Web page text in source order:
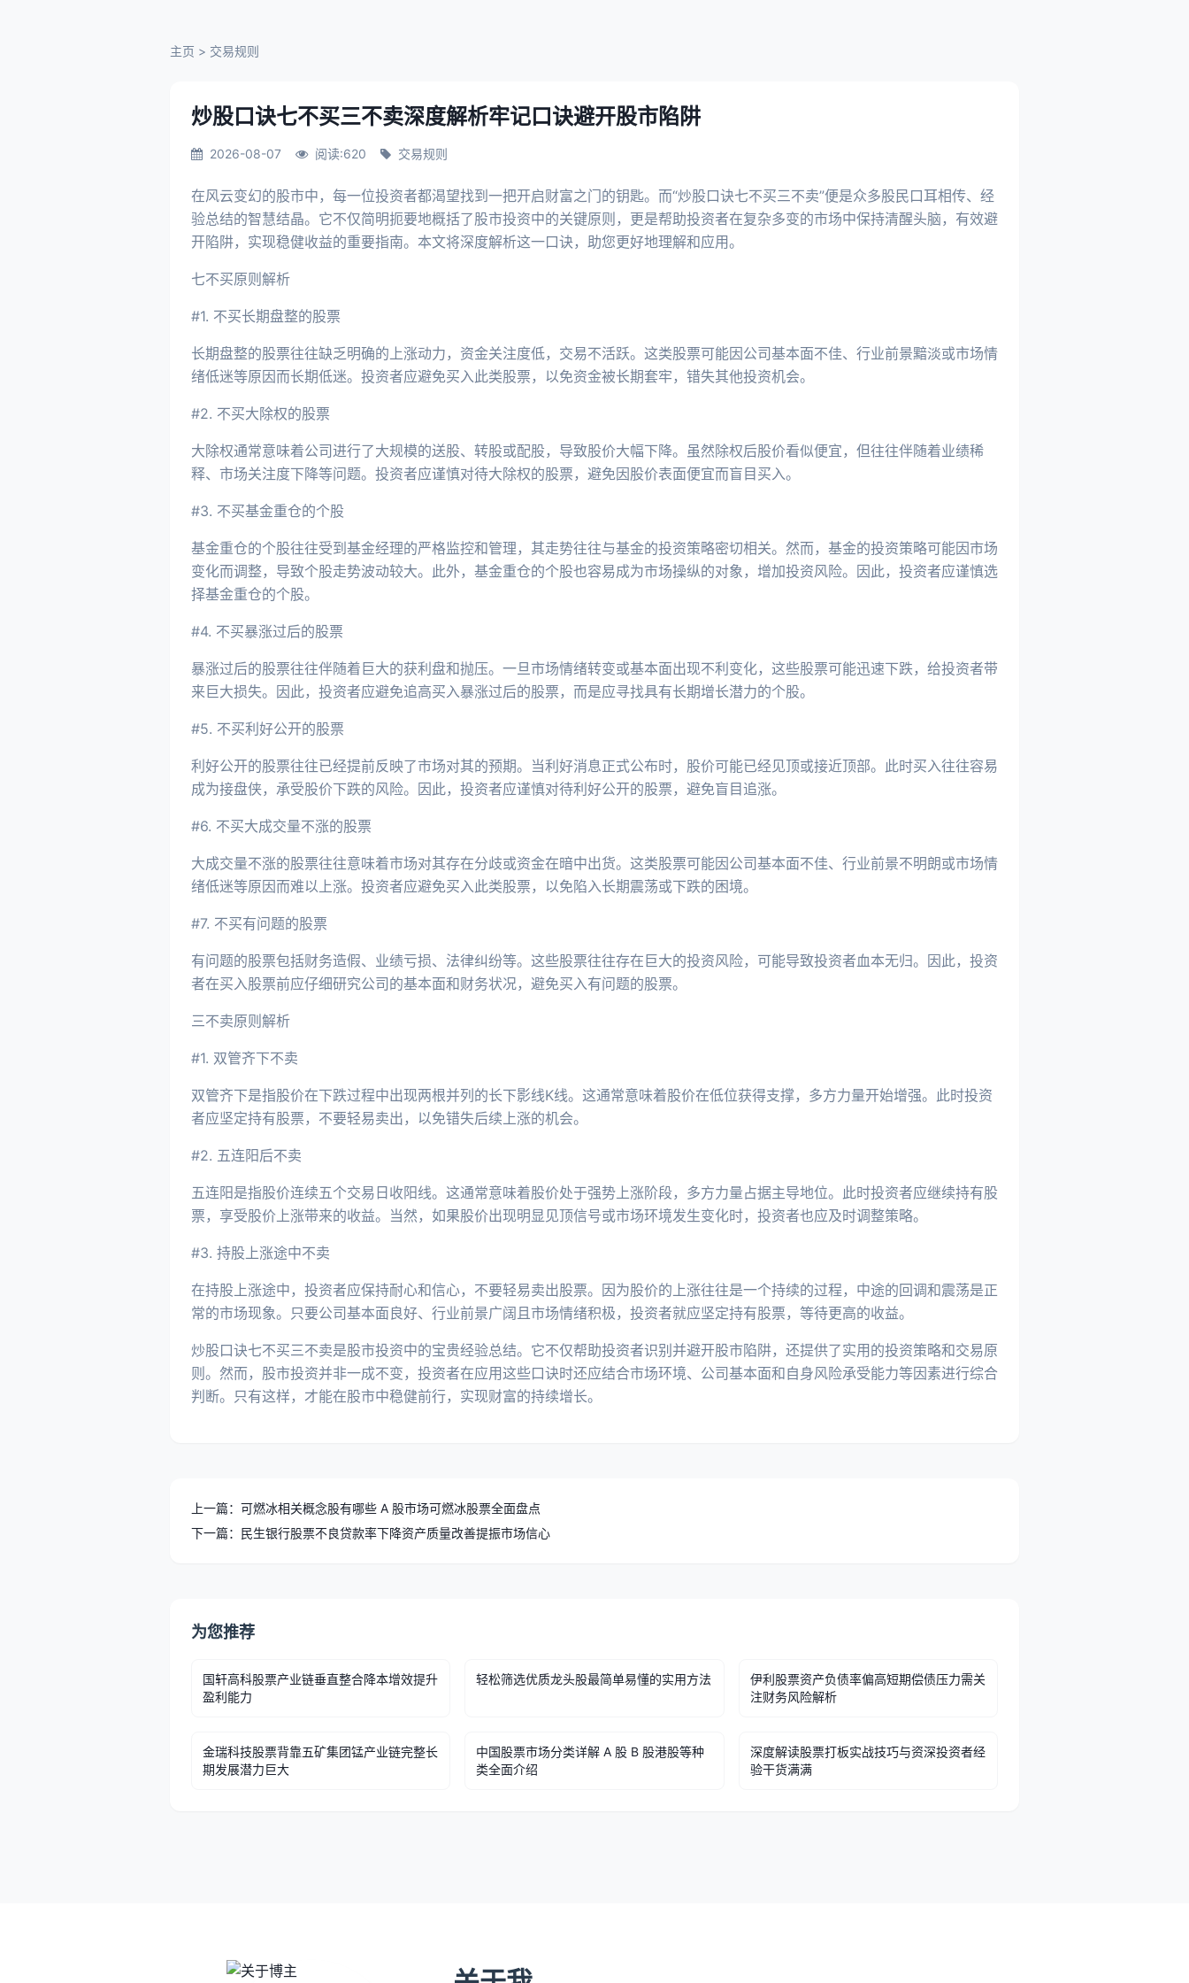
主页 > 交易规则
炒股口诀七不买三不卖深度解析牢记口诀避开股市陷阱
2026-08-07 阅读:620 交易规则
在风云变幻的股市中，每一位投资者都渴望找到一把开启财富之门的钥匙。而“炒股口诀七不买三不卖”便是众多股民口耳相传、经
验总结的智慧结晶。它不仅简明扼要地概括了股市投资中的关键原则，更是帮助投资者在复杂多变的市场中保持清醒头脑，有效避
开陷阱，实现稳健收益的重要指南。本文将深度解析这一口诀，助您更好地理解和应用。
七不买原则解析
#1. 不买长期盘整的股票
长期盘整的股票往往缺乏明确的上涨动力，资金关注度低，交易不活跃。这类股票可能因公司基本面不佳、行业前景黯淡或市场情
绪低迷等原因而长期低迷。投资者应避免买入此类股票，以免资金被长期套牢，错失其他投资机会。
#2. 不买大除权的股票
大除权通常意味着公司进行了大规模的送股、转股或配股，导致股价大幅下降。虽然除权后股价看似便宜，但往往伴随着业绩稀
释、市场关注度下降等问题。投资者应谨慎对待大除权的股票，避免因股价表面便宜而盲目买入。
#3. 不买基金重仓的个股
基金重仓的个股往往受到基金经理的严格监控和管理，其走势往往与基金的投资策略密切相关。然而，基金的投资策略可能因市场
变化而调整，导致个股走势波动较大。此外，基金重仓的个股也容易成为市场操纵的对象，增加投资风险。因此，投资者应谨慎选
择基金重仓的个股。
#4. 不买暴涨过后的股票
暴涨过后的股票往往伴随着巨大的获利盘和抛压。一旦市场情绪转变或基本面出现不利变化，这些股票可能迅速下跌，给投资者带
来巨大损失。因此，投资者应避免追高买入暴涨过后的股票，而是应寻找具有长期增长潜力的个股。
#5. 不买利好公开的股票
利好公开的股票往往已经提前反映了市场对其的预期。当利好消息正式公布时，股价可能已经见顶或接近顶部。此时买入往往容易
成为接盘侠，承受股价下跌的风险。因此，投资者应谨慎对待利好公开的股票，避免盲目追涨。
#6. 不买大成交量不涨的股票
大成交量不涨的股票往往意味着市场对其存在分歧或资金在暗中出货。这类股票可能因公司基本面不佳、行业前景不明朗或市场情
绪低迷等原因而难以上涨。投资者应避免买入此类股票，以免陷入长期震荡或下跌的困境。
#7. 不买有问题的股票
有问题的股票包括财务造假、业绩亏损、法律纠纷等。这些股票往往存在巨大的投资风险，可能导致投资者血本无归。因此，投资
者在买入股票前应仔细研究公司的基本面和财务状况，避免买入有问题的股票。
三不卖原则解析
#1. 双管齐下不卖
双管齐下是指股价在下跌过程中出现两根并列的长下影线K线。这通常意味着股价在低位获得支撑，多方力量开始增强。此时投资
者应坚定持有股票，不要轻易卖出，以免错失后续上涨的机会。
#2. 五连阳后不卖
五连阳是指股价连续五个交易日收阳线。这通常意味着股价处于强势上涨阶段，多方力量占据主导地位。此时投资者应继续持有股
票，享受股价上涨带来的收益。当然，如果股价出现明显见顶信号或市场环境发生变化时，投资者也应及时调整策略。
#3. 持股上涨途中不卖
在持股上涨途中，投资者应保持耐心和信心，不要轻易卖出股票。因为股价的上涨往往是一个持续的过程，中途的回调和震荡是正
常的市场现象。只要公司基本面良好、行业前景广阔且市场情绪积极，投资者就应坚定持有股票，等待更高的收益。
炒股口诀七不买三不卖是股市投资中的宝贵经验总结。它不仅帮助投资者识别并避开股市陷阱，还提供了实用的投资策略和交易原
则。然而，股市投资并非一成不变，投资者在应用这些口诀时还应结合市场环境、公司基本面和自身风险承受能力等因素进行综合
判断。只有这样，才能在股市中稳健前行，实现财富的持续增长。
上一篇：可燃冰相关概念股有哪些 A 股市场可燃冰股票全面盘点
下一篇：民生银行股票不良贷款率下降资产质量改善提振市场信心
为您推荐
国轩高科股票产业链垂直整合降本增效提升
盈利能力
轻松筛选优质龙头股最简单易懂的实用方法
伊利股票资产负债率偏高短期偿债压力需关
注财务风险解析
金瑞科技股票背靠五矿集团锰产业链完整长
期发展潜力巨大
中国股票市场分类详解 A 股 B 股港股等种
类全面介绍
深度解读股票打板实战技巧与资深投资者经
验干货满满